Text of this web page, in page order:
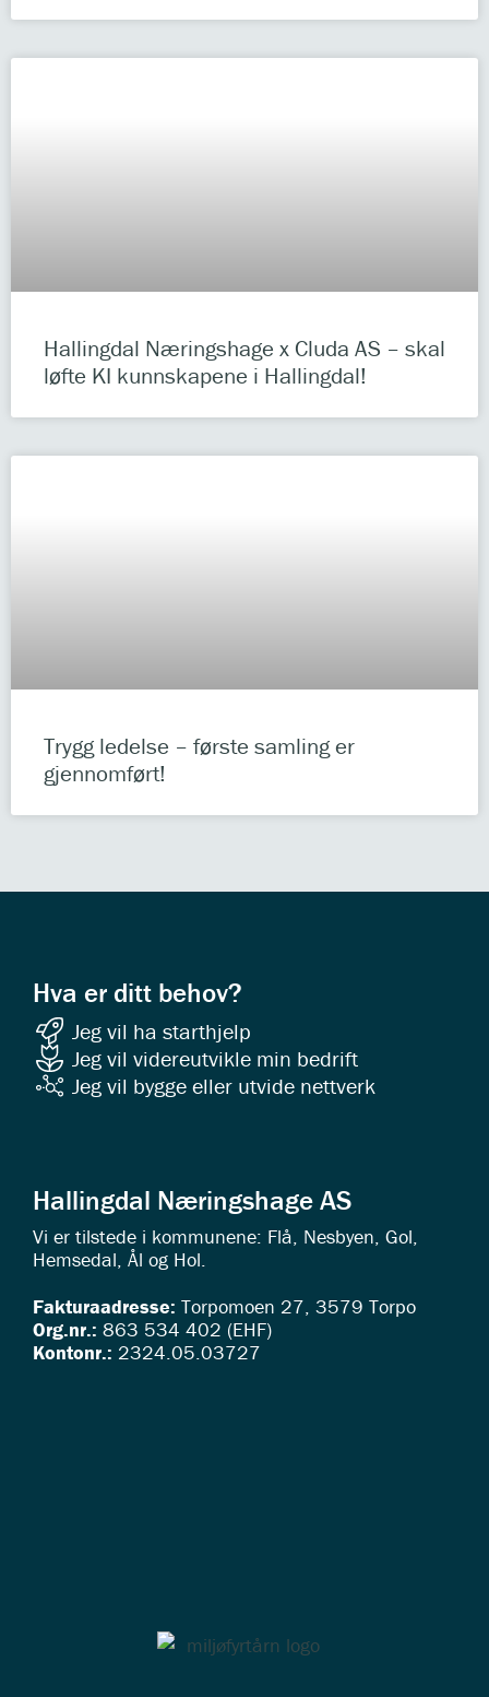
Hallingdal Næringshage x Cluda AS – skal
løfte KI kunnskapene i Hallingdal!
Trygg ledelse – første samling er
gjennomført!
Hva er ditt behov?
Jeg vil ha starthjelp
Jeg vil videreutvikle min bedrift
Jeg vil bygge eller utvide nettverk
Hallingdal Næringshage AS
Vi er tilstede i kommunene: Flå, Nesbyen, Gol,
Hemsedal, Ål og Hol.
Fakturaadresse: Torpomoen 27, 3579 Torpo
Org.nr.: 863 534 402 (EHF)
Kontonr.: 2324.05.03727